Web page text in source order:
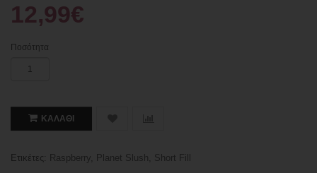
12,99€
Ποσότητα
ΚΑΛΆΘΙ
Ετικέτες: Raspberry, Planet Slush, Short Fill